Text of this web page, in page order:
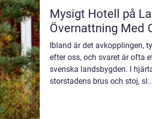
Mysigt Hotell på
Övernattning Med
Ibland är det avkopplingen,
efter oss, och svaret är ofta
svenska landsbygden. I
storstadens brus och stoj,